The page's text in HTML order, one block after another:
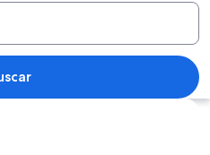
Un pueblo enclavado en un valle,